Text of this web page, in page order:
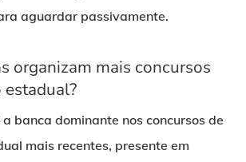
aguardar passivamente.
organizam mais concursos
a banca dominante nos concursos de
mais recentes, presente em